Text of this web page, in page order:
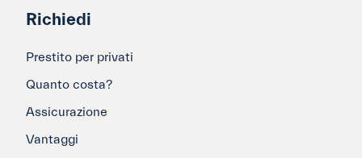
Richiedi
Prestito per privati
Quanto costa?
Assicurazione
Vantaggi